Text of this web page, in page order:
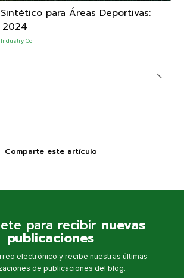
para Áreas Deportivas:
2024
Co
Comparte este artículo
para recibir nuevas
publicaciones
electrónico y recibe nuestras últimas
de publicaciones del blog.